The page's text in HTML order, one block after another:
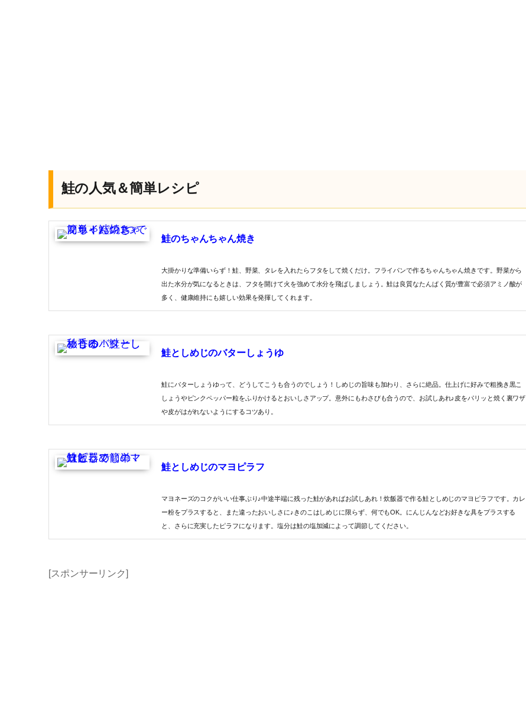
鮭の人気＆簡単レシピ
鮭のちゃんちゃん焼き
大掛かりな準備いらず！鮭、野菜、タレを入れたらフタをして焼くだけ。フライパンで作るちゃんちゃん焼きです。野菜から
出た水分が気になるときは、フタを開けて火を強めて水分を飛ばしましょう。鮭は良質なたんぱく質が豊富で必須アミノ酸が
多く、健康維持にも嬉しい効果を発揮してくれます。
鮭としめじのバターしょうゆ
鮭にバターしょうゆって、どうしてこうも合うのでしょう！しめじの旨味も加わり、さらに絶品。仕上げに好みで粗挽き黒こ
しょうやピンクペッパー粒をふりかけるとおいしさアップ。意外にもわさびも合うので、お試しあれ♪皮をパリッと焼く裏ワザ
や皮がはがれないようにするコツあり。
鮭としめじのマヨピラフ
マヨネーズのコクがいい仕事ぶり♪中途半端に残った鮭があればお試しあれ！炊飯器で作る鮭としめじのマヨピラフです。カレ
ー粉をプラスすると、また違ったおいしさに♪きのこはしめじに限らず、何でもOK。にんじんなどお好きな具をプラスする
と、さらに充実したピラフになります。塩分は鮭の塩加減によって調節してください。
[スポンサーリンク]